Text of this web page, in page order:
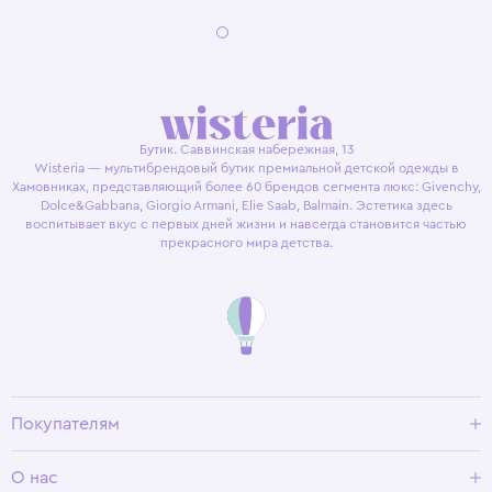
Бутик. Саввинская набережная, 13
Wisteria — мультибрендовый бутик премиальной детской одежды в
Хамовниках, представляющий более 60 брендов сегмента люкс: Givenchy,
Dolce&Gabbana, Giorgio Armani, Elie Saab, Balmain. Эстетика здесь
воспитывает вкус с первых дней жизни и навсегда становится частью
прекрасного мира детства.
Покупателям
Условия возврата
О нас